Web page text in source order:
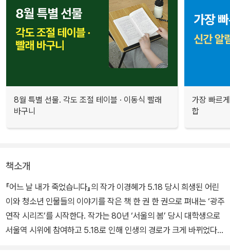
8월 특별 선물. 각도 조절 테이블 · 이동식 빨래
바구니
가장 빠르
합
책소개
『어느 날 내가 죽었습니다』의 작가 이경혜가 5.18 당시 희생된 어린
이와 청소년 인물들의 이야기를 작은 책 한 권 한 권으로 펴내는 ‘광주
연작 시리즈’를 시작한다. 작가는 80년 ‘서울의 봄’ 당시 대학생으로
서울역 시위에 참여하고 5.18로 인해 인생의 경로가 크게 바뀌었다고